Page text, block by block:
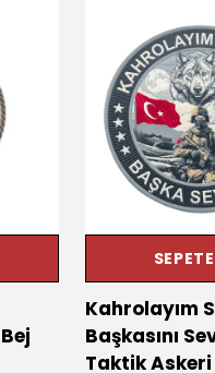
Kahrolayım
Başkasını
Taktik Askeri